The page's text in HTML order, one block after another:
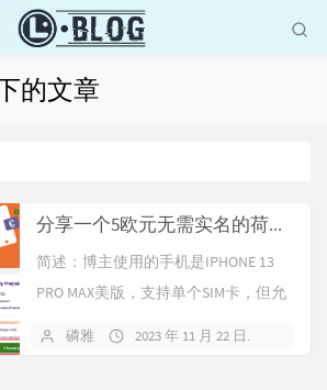
的文章
分享一个5欧元无需实名的荷兰ESIM开通教程
简述：博主使用的手机是IPHONE 13
PRO MAX美版，支持单个SIM卡，但允
磷雅 2023 年 11 月 22 日